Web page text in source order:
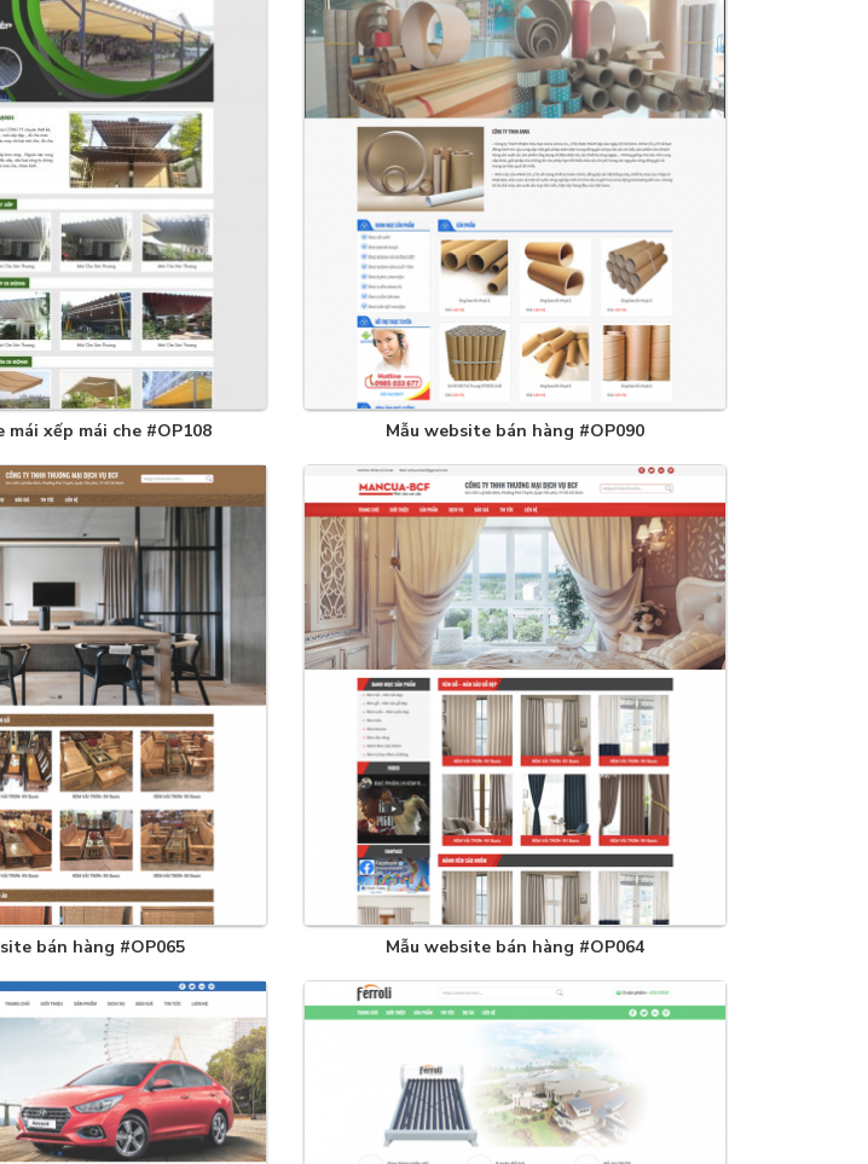
mái xếp mái che #OP108 Mẫu website bán hàng #OP090
bán hàng #OP065 Mẫu website bán hàng #OP064